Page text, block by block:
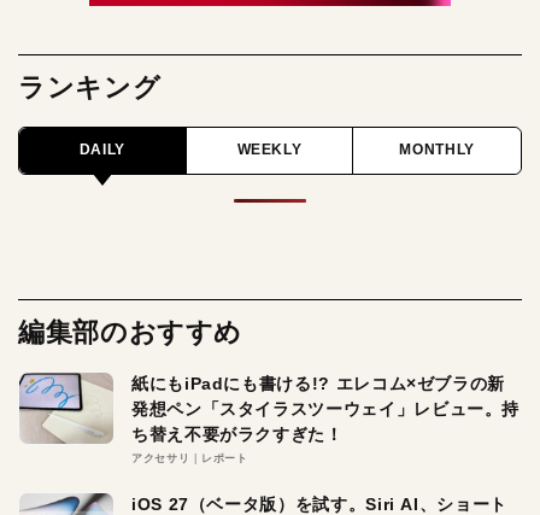
ランキング
DAILY WEEKLY MONTHLY
編集部のおすすめ
紙にもiPadにも書ける!? エレコム×ゼブラの新
発想ペン「スタイラスツーウェイ」レビュー。持
ち替え不要がラクすぎた！
アクセサリ レポート
iOS 27（ベータ版）を試す。Siri AI、ショート